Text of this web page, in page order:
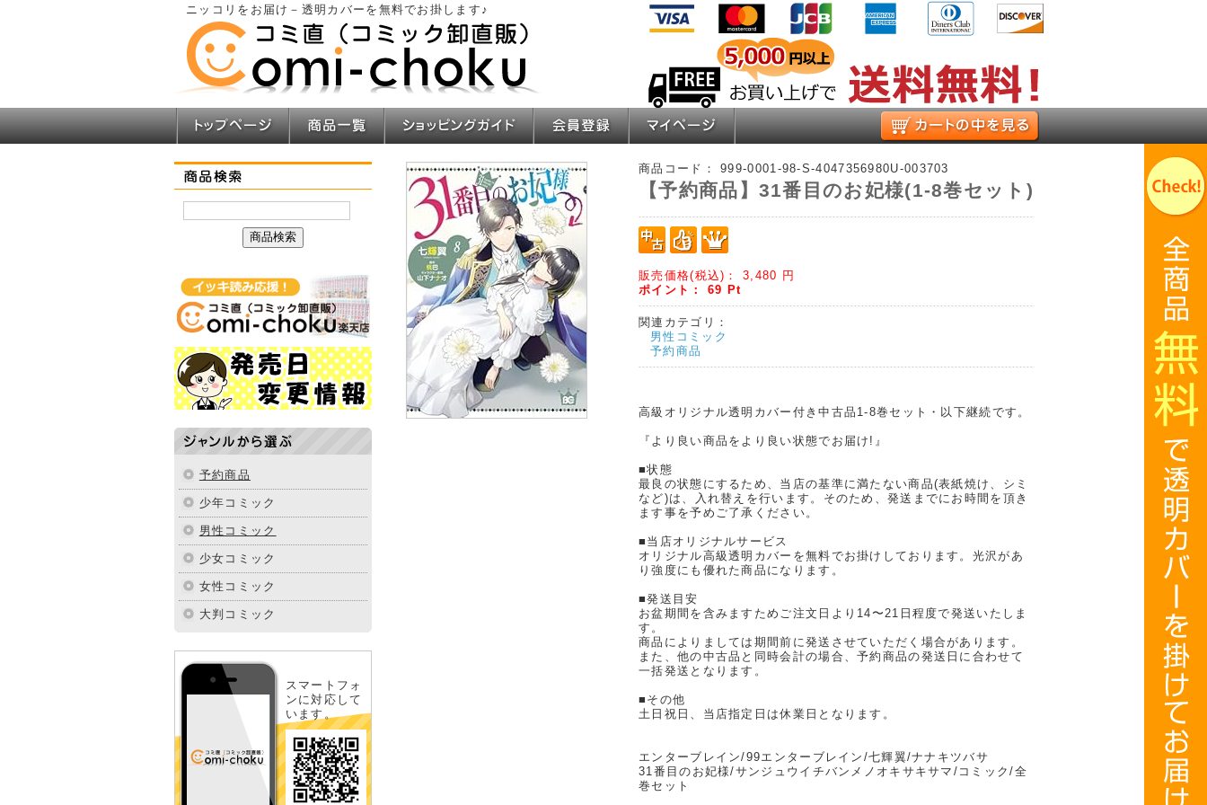
ニッコリをお届け－透明カバーを無料でお掛します♪
トップページ 商品一覧 ショッピングガイド 会員登録 マイページ お買い物かご
商品検索
ジャンルから選ぶ
予約商品
少年コミック
男性コミック
少女コミック
女性コミック
大判コミック
スマートフォ
ンに対応して
います。
商品コード： 999-0001-98-S-4047356980U-003703
【予約商品】31番目のお妃様(1-8巻セット)
販売価格(税込)： 3,480 円
ポイント： 69 Pt
関連カテゴリ：
男性コミック
予約商品
高級オリジナル透明カバー付き中古品1-8巻セット・以下継続です。
『より良い商品をより良い状態でお届け!』
■状態
最良の状態にするため、当店の基準に満たない商品(表紙焼け、シミ
など)は、入れ替えを行います。そのため、発送までにお時間を頂き
ます事を予めご了承ください。
■当店オリジナルサービス
オリジナル高級透明カバーを無料でお掛けしております。光沢があ
り強度にも優れた商品になります。
■発送目安
お盆期間を含みますためご注文日より14〜21日程度で発送いたしま
す。
商品によりましては期間前に発送させていただく場合があります。
また、他の中古品と同時会計の場合、予約商品の発送日に合わせて
一括発送となります。
■その他
土日祝日、当店指定日は休業日となります。
エンターブレイン/99エンターブレイン/七輝翼/ナナキツバサ
31番目のお妃様/サンジュウイチバンメノオキサキサマ/コミック/全
巻セット